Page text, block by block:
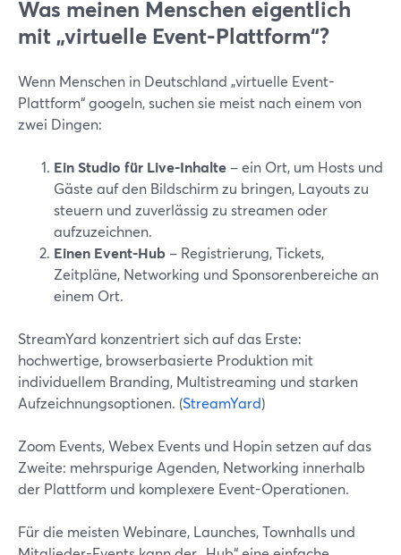
Was meinen Menschen eigentlich
mit „virtuelle Event-Plattform“?
Wenn Menschen in Deutschland „virtuelle Event-
Plattform“ googeln, suchen sie meist nach einem von
zwei Dingen:
Ein Studio für Live-Inhalte – ein Ort, um Hosts und
Gäste auf den Bildschirm zu bringen, Layouts zu
steuern und zuverlässig zu streamen oder
aufzuzeichnen.
Einen Event-Hub – Registrierung, Tickets,
Zeitpläne, Networking und Sponsorenbereiche an
einem Ort.
StreamYard konzentriert sich auf das Erste:
hochwertige, browserbasierte Produktion mit
individuellem Branding, Multistreaming und starken
Aufzeichnungsoptionen. (StreamYard)
Zoom Events, Webex Events und Hopin setzen auf das
Zweite: mehrspurige Agenden, Networking innerhalb
der Plattform und komplexere Event-Operationen.
Für die meisten Webinare, Launches, Townhalls und